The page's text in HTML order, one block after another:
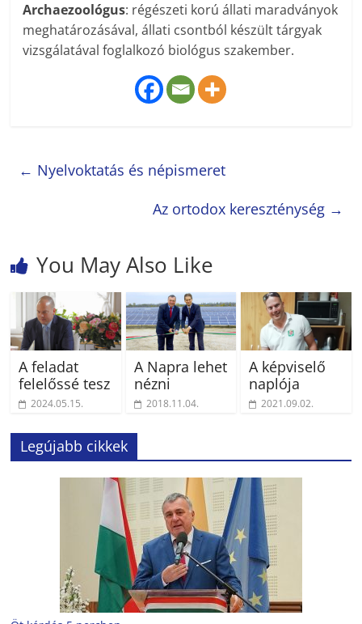
Archaezoológus: régészeti korú állati maradványok
meghatározásával, állati csontból készült tárgyak
vizsgálatával foglalkozó biológus szakember.
← Nyelvoktatás és népismeret
Az ortodox kereszténység →
You May Also Like
A feladat
felelőssé tesz
2024.05.15.
A Napra lehet
nézni
2018.11.04.
A képviselő
naplója
2021.09.02.
Legújabb cikkek